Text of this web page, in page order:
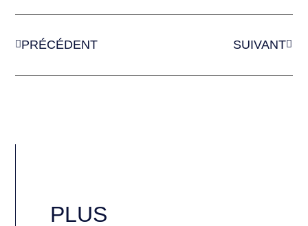
PRÉCÉDENT SUIVANT
PLUS